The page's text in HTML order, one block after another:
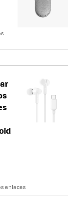
enlaces